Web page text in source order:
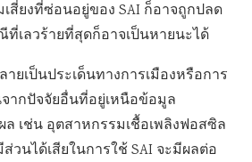
เสี่ยงที่ซ่อนอยู่ของ SAI ก็อาจถูกปลด
เลวร้ายที่สุดก็อาจเป็นหายนะได้
ายเป็นประเด็นทางการเมืองหรือการ
ากปัจจัยอื่นที่อยู่เหนือข้อมูล
เช่น อุตสาหกรรมเชื้อเพลิงฟอสซิล
นได้เสียในการใช้ SAI จะมีผลต่อ